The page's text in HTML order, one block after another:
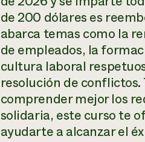
de 200 dólares es
abarca temas como la
de empleados, la
cultura laboral
resolución de
comprender mejor los
solidaria, este curso te
ayudarte a alcanzar el